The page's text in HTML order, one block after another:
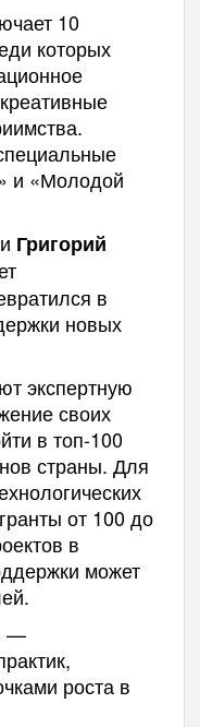
10
которых
и «Молодой
Григорий
в
новых
экспертную
своих
в топ-100
страны. Для
от 100 до
в
может
—
роста в